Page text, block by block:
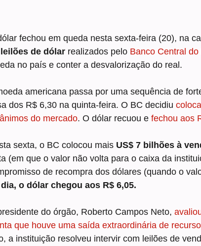
fechou em queda nesta sexta-feira (20), na
de dólar realizados pelo Banco Central do
no país e conter a desvalorização do real.
americana passa por uma sequência de
dos R$ 6,30 na quinta-feira. O BC decidiu
do mercado. O dólar recuou e fechou aos
sexta, o BC colocou mais US$ 7 bilhões à
(em que o valor não volta para o caixa da
de recompra dos dólares (quando o
o dólar chegou aos R$ 6,05.
do órgão, Roberto Campos Neto,
que houve uma saída extraordinária de
a instituição resolveu intervir com leilões de